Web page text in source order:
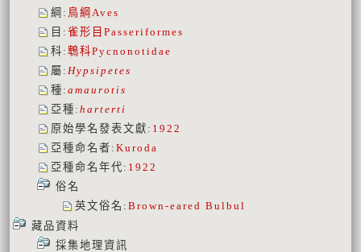
綱 : 鳥綱 Aves
目 : 雀形目 Passeriformes
科 : 鵯科Pycnonotidae
屬 : Hypsipetes
種 : amaurotis
亞種 : harterti
原始學名發表文獻 : 1922
亞種命名者 : Kuroda
亞種命名年代 : 1922
俗名
英文俗名 : Brown-eared Bulbul
藏品資料
採集地理資訊